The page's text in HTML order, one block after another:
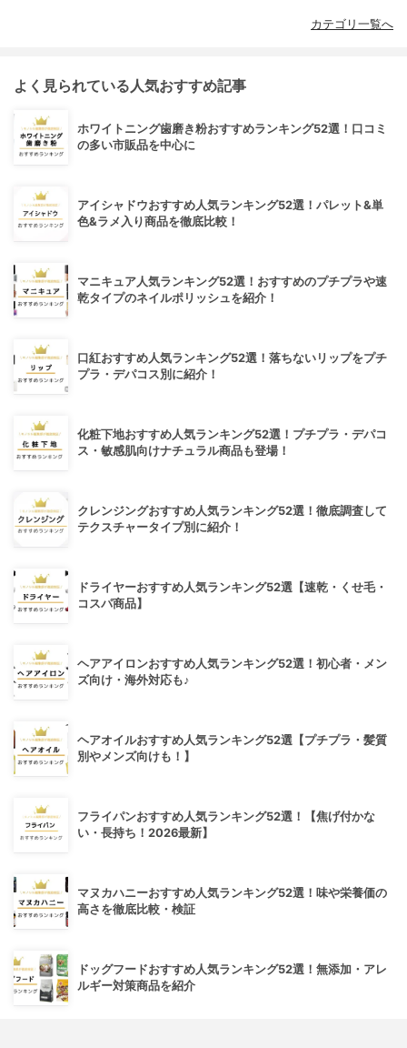
カテゴリ一覧へ
よく見られている人気おすすめ記事
ホワイトニング歯磨き粉おすすめランキング52選！口コミ
の多い市販品を中心に
アイシャドウおすすめ人気ランキング52選！パレット&単
色&ラメ入り商品を徹底比較！
マニキュア人気ランキング52選！おすすめのプチプラや速
乾タイプのネイルポリッシュを紹介！
口紅おすすめ人気ランキング52選！落ちないリップをプチ
プラ・デパコス別に紹介！
化粧下地おすすめ人気ランキング52選！プチプラ・デパコ
ス・敏感肌向けナチュラル商品も登場！
クレンジングおすすめ人気ランキング52選！徹底調査して
テクスチャータイプ別に紹介！
ドライヤーおすすめ人気ランキング52選【速乾・くせ毛・
コスパ商品】
ヘアアイロンおすすめ人気ランキング52選！初心者・メン
ズ向け・海外対応も♪
ヘアオイルおすすめ人気ランキング52選【プチプラ・髪質
別やメンズ向けも！】
フライパンおすすめ人気ランキング52選！【焦げ付かな
い・長持ち！2026最新】
マヌカハニーおすすめ人気ランキング52選！味や栄養価の
高さを徹底比較・検証
ドッグフードおすすめ人気ランキング52選！無添加・アレ
ルギー対策商品を紹介